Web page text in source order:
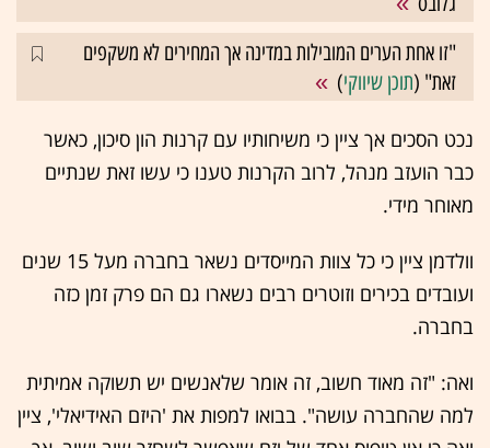
"זו אחת הערים המובילות במדינה אך המחירים לא משקפים
זאת" (תוכן שיווקי)
נכט הסכים אך ציין כי משיחותיו עם קרנות הון סיכון, כאשר
כבר הועזב מנהל, לרוב הקרנות טענו כי עשו זאת שנתיים
מאוחר מידי.
וולדמן ציין כי כל צוות המייסדים נשאר בחברה מעל 15 שנים
ועובדים בכירים וזוטרים רבים נשארו גם הם פרק זמן כזה
בחברה.
ואה: "זה מאוד חשוב, זה אומר שלאנשים יש תשוקה אמיתית
למה שהחברה עושה". בבואו למפות את 'היזם האידיאלי', ציין